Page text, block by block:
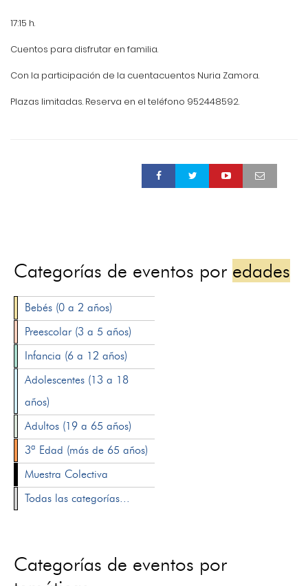
17:15 h.
Cuentos para disfrutar en familia.
Con la participación de la cuentacuentos Nuria Zamora.
Plazas limitadas. Reserva en el teléfono 952448592.
Categorías de eventos por edades
Bebés (0 a 2 años)
Preescolar (3 a 5 años)
Infancia (6 a 12 años)
Adolescentes (13 a 18
años)
Adultos (19 a 65 años)
3ª Edad (más de 65 años)
Muestra Colectiva
Todas las categorías...
Categorías de eventos por